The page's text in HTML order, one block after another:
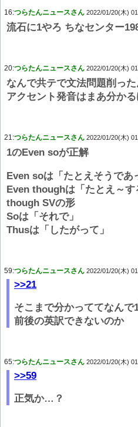
16:つらたんニュースさん 2022/01/20(木)
流石に1やろ ちなセンター
20:つらたんニュースさん 2022/01/20(木)
なんで共テで文法問題削っ
アクセント発音はまあ分か
21:つらたんニュースさん 2022/01/20(木)
1のEven soが正解
Even soは「たとえそうであ
Even thoughは「たとえ～
though SVの形
Soは「それで」
Thusは「したがって」
59:つらたんニュースさん 2022/01/20(木)
>>21
そこまで分かっててなんで
前後の英訳できないのか
65:つらたんニュースさん 2022/01/20(木)
>>59
正気か…？